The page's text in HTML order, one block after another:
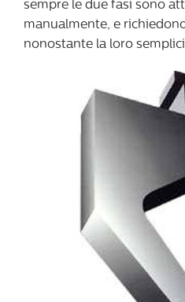
sempre le due fasi sono
manualmente, e
nonostante la loro